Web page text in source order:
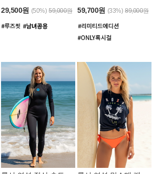
29,500원 (50%) 59,000원 59,700원 (33%) 89,000원